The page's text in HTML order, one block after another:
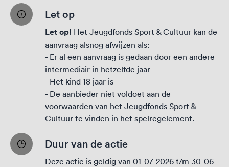
Let op
Let op! Het Jeugdfonds Sport & Cultuur kan de
aanvraag alsnog afwijzen als:
- Er al een aanvraag is gedaan door een andere
intermediair in hetzelfde jaar
- Het kind 18 jaar is
- De aanbieder niet voldoet aan de
voorwaarden van het Jeugdfonds Sport &
Cultuur te vinden in het spelregelement.
Duur van de actie
Deze actie is geldig van 01-07-2026 t/m 30-06-